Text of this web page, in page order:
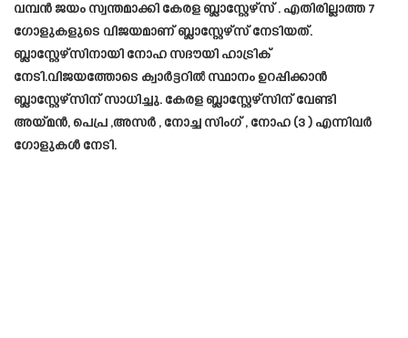
വമ്പൻ ജയം സ്വന്തമാക്കി കേരള ബ്ലാസ്റ്റേഴ്‌സ് . എതിരില്ലാത്ത 7
ഗോളുകളുടെ വിജയമാണ് ബ്ലാസ്റ്റേഴ്‌സ് നേടിയത്.
ബ്ലാസ്റ്റേഴ്സിനായി നോഹ സദൗയി ഹാട്രിക്
നേടി.വിജയത്തോടെ ക്വാർട്ടറിൽ സ്ഥാനം ഉറപ്പിക്കാൻ
ബ്ലാസ്റ്റേഴ്സിന് സാധിച്ചു. കേരള ബ്ലാസ്റ്റേഴ്സിന് വേണ്ടി
അയ്മൻ, പെപ്ര ,അസർ , നോച്ച സിംഗ് , നോഹ (3 ) എന്നിവർ
ഗോളുകൾ നേടി.